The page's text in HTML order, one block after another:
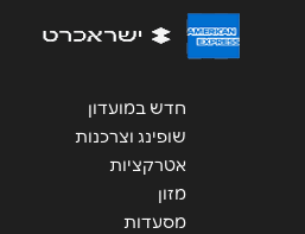
שליחה
חדש במועדון
שופינג וצרכנות
אטרקציות
מזון
מסעדות